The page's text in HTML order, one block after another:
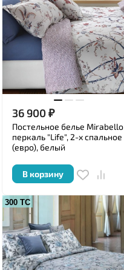
36 900₽
Постельное белье Mirabello
перкаль "Life", 2-х спальное
(евро), белый
В корзину
300 ТС